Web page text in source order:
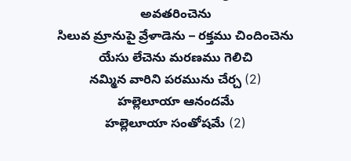
అవతరించెను
సిలువ మ్రానుపై వ్రేళాడెను – రక్తము చిందించెను
యేసు లేచెను మరణము గెలిచి
నమ్మిన వారిని పరమును చేర్చ (2)
హల్లెలూయా ఆనందమే
హల్లెలూయా సంతోషమే (2)